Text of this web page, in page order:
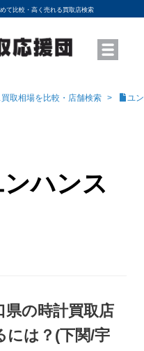
て比較・高く売れる買取店検索
調べる
を調べる
取相場を比較・店舗検索 ユ
ハンス
の時計買取店
には？(下関/宇